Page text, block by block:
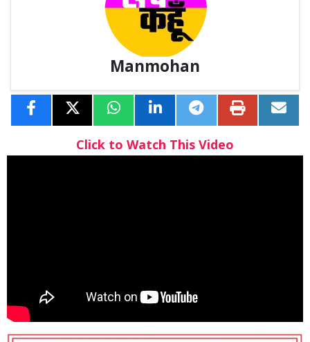
Manmohan
Click to Watch This Video